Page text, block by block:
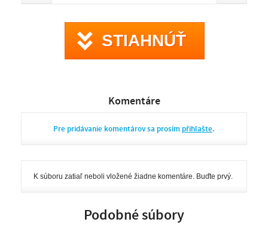
STIAHNÚŤ
Komentáre
Pre pridávanie komentárov sa prosím přihlašte.
K súboru zatiaľ neboli vložené žiadne komentáre. Buďte prvý.
Podobné súbory